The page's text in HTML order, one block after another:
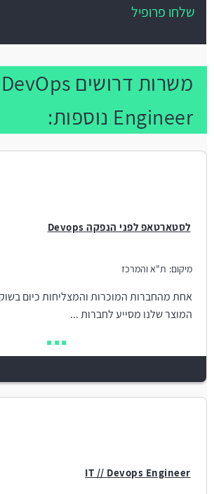
שלחו פרופיל
משרות דרושים DevOps
Engineer נוספות:
לסטארטאפ לפני הנפקה Devops
מיקום: ת"א והמרכז
המוצר שלנו מסייע לחברות ...
IT // Devops Engineer